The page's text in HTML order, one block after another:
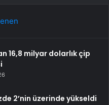
16,8 milyar dolarlık çip
2’nin üzerinde yükseldi